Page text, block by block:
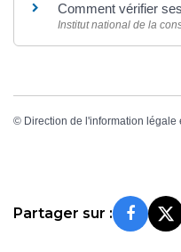
Comment vérifier
Institut national de la
© Direction de l'information légale
Partager sur :